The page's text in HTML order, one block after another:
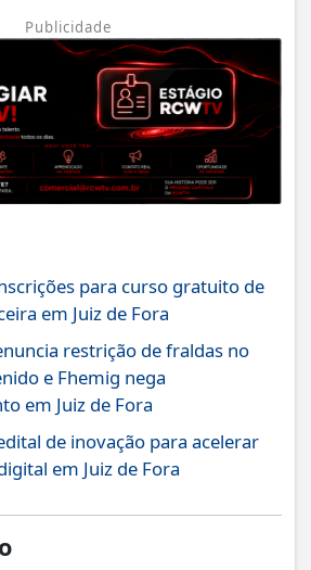
Publicidade
para curso gratuito de
em Juiz de Fora
restrição de fraldas no
e Fhemig nega
em Juiz de Fora
de inovação para acelerar
em Juiz de Fora